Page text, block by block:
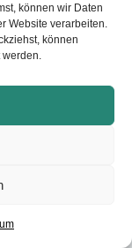
können wir Daten
Website verarbeiten.
können
werden.